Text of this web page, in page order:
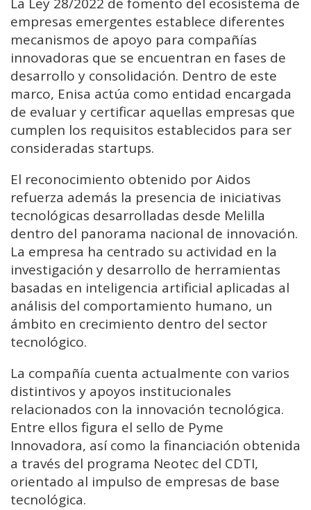
La Ley 28/2022 de fomento del ecosistema de
empresas emergentes establece diferentes
mecanismos de apoyo para compañías
innovadoras que se encuentran en fases de
desarrollo y consolidación. Dentro de este
marco, Enisa actúa como entidad encargada
de evaluar y certificar aquellas empresas que
cumplen los requisitos establecidos para ser
consideradas startups.
El reconocimiento obtenido por Aidos
refuerza además la presencia de iniciativas
tecnológicas desarrolladas desde Melilla
dentro del panorama nacional de innovación.
La empresa ha centrado su actividad en la
investigación y desarrollo de herramientas
basadas en inteligencia artificial aplicadas al
análisis del comportamiento humano, un
ámbito en crecimiento dentro del sector
tecnológico.
La compañía cuenta actualmente con varios
distintivos y apoyos institucionales
relacionados con la innovación tecnológica.
Entre ellos figura el sello de Pyme
Innovadora, así como la financiación obtenida
a través del programa Neotec del CDTI,
orientado al impulso de empresas de base
tecnológica.